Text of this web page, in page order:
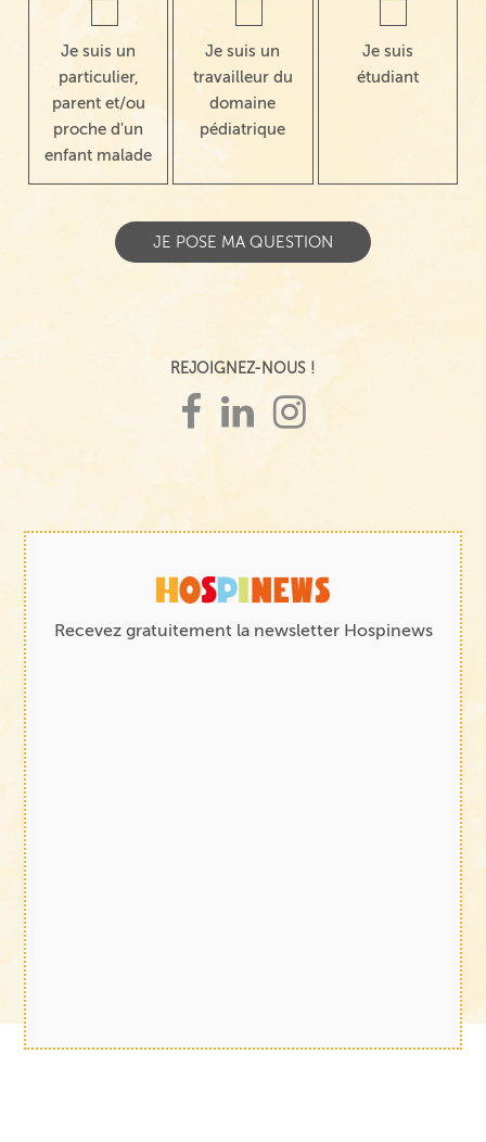
Je suis un
particulier,
parent et/ou
proche d'un
enfant malade
Je suis un
travailleur du
domaine
pédiatrique
Je suis
étudiant
REJOIGNEZ-NOUS !
Recevez gratuitement la newsletter Hospinews